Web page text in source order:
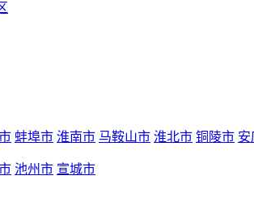
蚌埠市 淮南市 马鞍山市 淮北市 铜陵市 安
池州市 宣城市